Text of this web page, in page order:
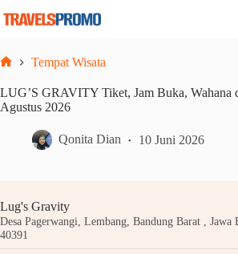
Tempat Wisata
LUG’S GRAVITY Tiket, Jam Buka, Wahana
Agustus 2026
Qonita Dian 10 Juni 2026
Lug's Gravity
Desa Pagerwangi, Lembang, Bandung Barat , Jawa
40391